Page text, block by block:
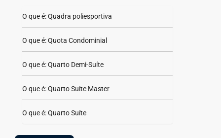
O que é: Quadra poliesportiva
O que é: Quota Condominial
O que é: Quarto Demi-Suíte
O que é: Quarto Suíte Master
O que é: Quarto Suíte